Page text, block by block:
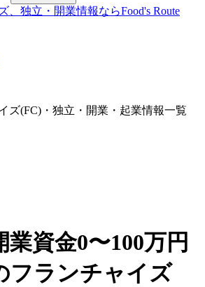
、独立・開業情報ならFood's Route
ズ(FC)・独立・開業・起業情報一覧
資金0〜100万円
フランチャイズ